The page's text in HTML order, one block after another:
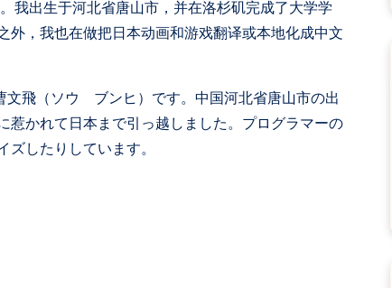
我出生于河北省唐山市，并在洛杉矶完成了大学学
，我也在做把日本动画和游戏翻译或本地化成中文
飛（ソウ ブンヒ）です。中国河北省唐山市の出
惹かれて日本まで引っ越しました。プログラマーの
したりしています。